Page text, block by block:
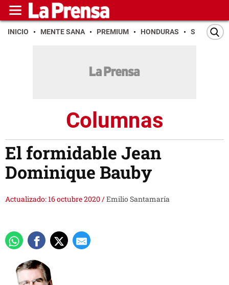
INICIO MENTE SANA PREMIUM HONDURAS SAN PEDRO
Columnas
El formidable Jean
Dominique Bauby
Actualizado: 16 octubre 2020/Emilio Santamaría